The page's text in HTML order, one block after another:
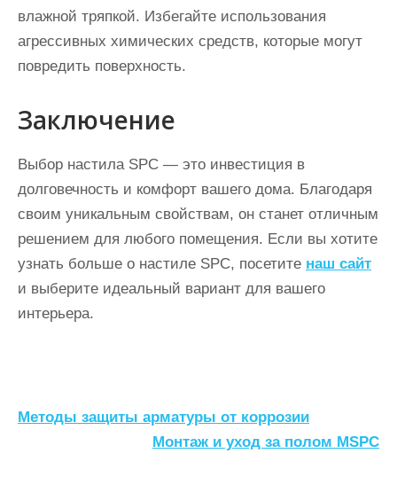
влажной тряпкой. Избегайте использования
агрессивных химических средств, которые могут
повредить поверхность.
Заключение
Выбор настила SPC — это инвестиция в
долговечность и комфорт вашего дома. Благодаря
своим уникальным свойствам, он станет отличным
решением для любого помещения. Если вы хотите
узнать больше о настиле SPC, посетите наш сайт
и выберите идеальный вариант для вашего
интерьера.
Н
Методы защиты арматуры от коррозии
Монтаж и уход за полом MSPC